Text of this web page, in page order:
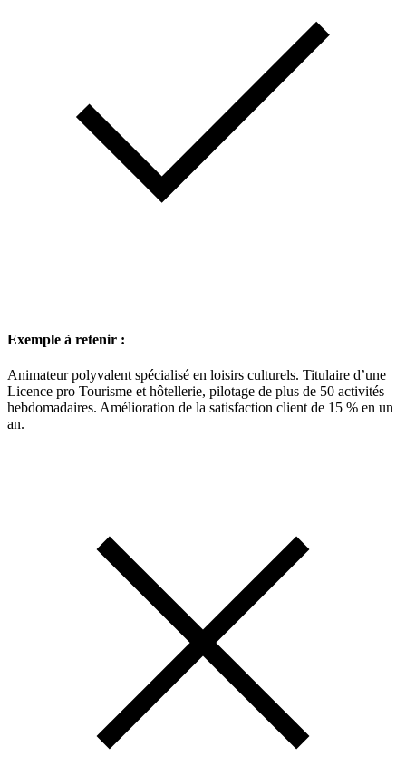
Exemple à retenir :
Animateur polyvalent spécialisé en loisirs culturels. Titulaire d’une
Licence pro Tourisme et hôtellerie, pilotage de plus de 50 activités
hebdomadaires. Amélioration de la satisfaction client de 15 % en un
an.